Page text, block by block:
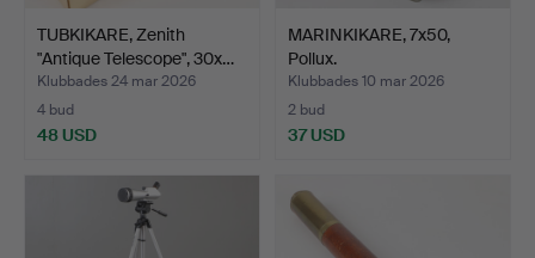
TUBKIKARE, Zenith
"Antique Telescope", 30x…
Klubbades 24 mar 2026
4 bud
48 USD
MARINKIKARE, 7x50,
Pollux.
Klubbades 10 mar 2026
2 bud
37 USD